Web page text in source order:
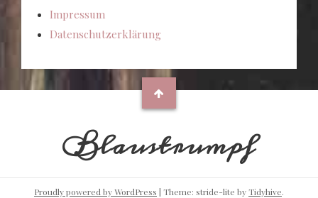
Impressum
Datenschutzerklärung
Blaustrumpf
Proudly powered by WordPress | Theme: stride-lite byTidyhive.